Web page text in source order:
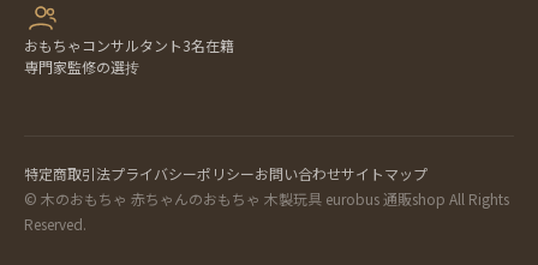
おもちゃコンサルタント3名在籍
専門家監修の選抟
特定商取引法プライバシーポリシーお問い合わせサイトマップ
© 木のおもちゃ 赤ちゃんのおもちゃ 木製玩具 eurobus 通販shop All Rights
Reserved.